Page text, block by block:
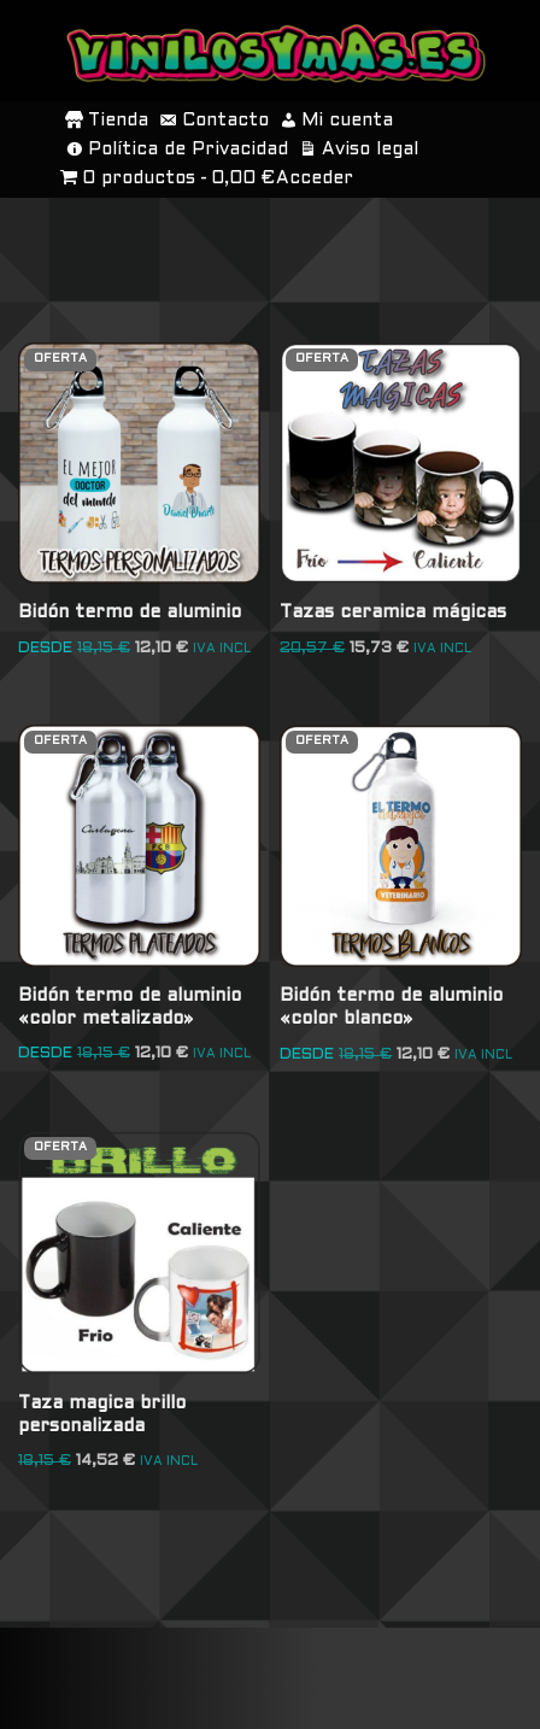
SALTAR
CONTENIDO
Tienda Contacto
Mi cuenta
Política de Privacidad
Aviso legal
0 productos
0,00 € Acceder
OFERTA
Bidón termo de aluminio
DESDE 18,15€ 12,10 € IVA INCL
OFERTA
Tazas ceramica mágicas
20,57€ 15,73€ IVA INCL
OFERTA
Bidón termo de aluminio
«color metalizado»
DESDE 18,15€ 12,10 € IVA INCL
OFERTA
Bidón termo de aluminio
«color blanco»
DESDE 18,15€ 12,10€ IVA INCL
OFERTA
Taza magica brillo
personalizada
18,15€ 14,52 € IVA INCL